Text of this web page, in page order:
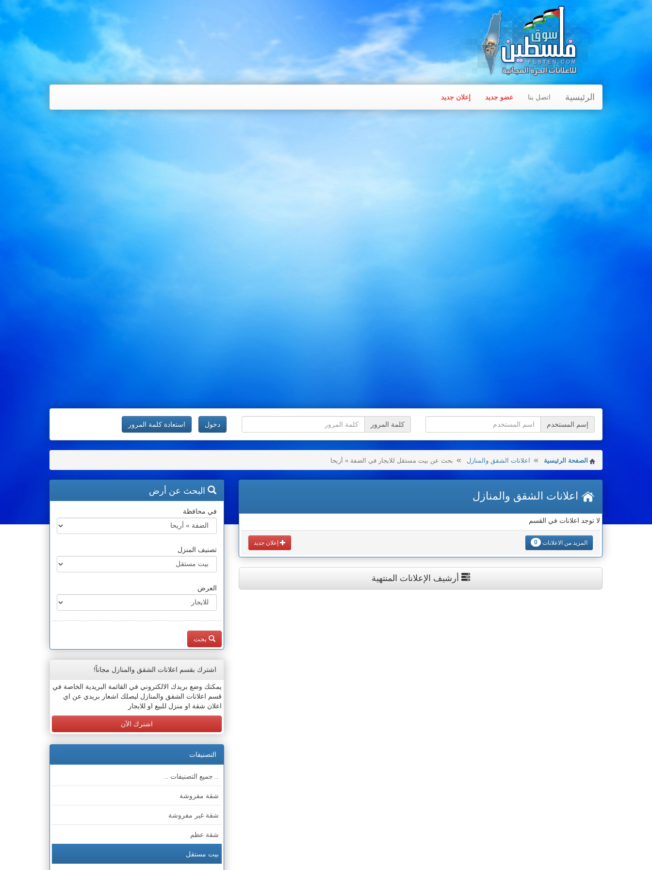
الرئيسية اتصل بنا عضو جديد إعلان جديد
إسم المستخدم كلمة المرور دخول استعادة كلمة المرور
الصفحة الرئيسية اعلانات الشقق والمنازل بحث عن بيت مستقل للايجار في الضفة » أريحا
اعلانات الشقق والمنازل
لا توجد اعلانات في القسم
المزيد من الاعلانات 0 إعلان جديد
أرشيف الإعلانات المنتهية
البحث عن أرض
في محافظة
تصنيف المنزل
العرض
بحث
اشترك بقسم اعلانات الشقق والمنازل مجاناً!
يمكنك وضع بريدك الالكتروني في القائمة البريدية الخاصة في
قسم اعلانات الشقق والمنازل ليصلك اشعار بريدي عن اي
اعلان شقة او منزل للبيع او للايجار
اشترك الآن
التصنيفات
.. جميع التصنيفات ..
شقة مفروشة
شقة غير مفروشة
شقة عظم
بيت مستقل